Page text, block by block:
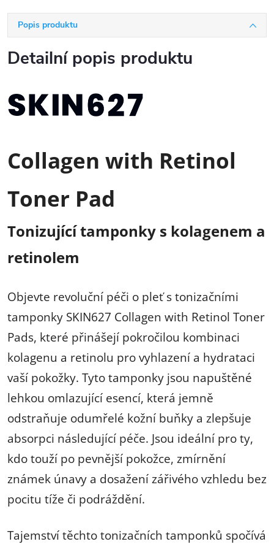
Popis produktu
Detailní popis produktu
Collagen with Retinol
Toner Pad
Tonizující tamponky s kolagenem a
retinolem
Objevte revoluční péči o pleť s tonizačními
tamponky SKIN627 Collagen with Retinol Toner
Pads, které přinášejí pokročilou kombinaci
kolagenu a retinolu pro vyhlazení a hydrataci
vaší pokožky. Tyto tamponky jsou napuštěné
lehkou omlazující esencí, která jemně
odstraňuje odumřelé kožní buňky a zlepšuje
absorpci následující péče. Jsou ideální pro ty,
kdo touží po pevnější pokožce, zmírnění
známek únavy a dosažení zářivého vzhledu bez
pocitu tíže či podráždění.
Tajemství těchto tonizačních tamponků spočívá